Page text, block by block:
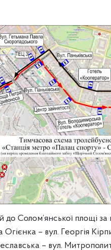
до Солом’янської площі
Огієнка – вул. Георгія
– вул.